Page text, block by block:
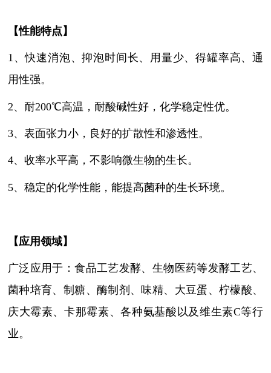
【性能特点】
1 、快速消泡、抑泡时间长、用量少、得罐率高、通
用性强。
2、 耐200℃高温，耐酸碱性好，化学稳定性优。
3、 表面张力小，良好的扩散性和渗透性。
4、 收率水平高，不影响微生物的生长。
5、 稳定的化学性能，能提高菌种的生长环境。
【应用领域】
广泛应用于：食品工艺发酵、生物医药等发酵工艺、
菌种培育、制糖、酶制剂、味精、大豆蛋、柠檬酸、
庆大霉素、卡那霉素、各种氨基酸以及维生素C等行
业。